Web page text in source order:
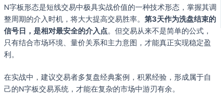
N字板形态是短线交易中极具实战价值的一种技术形态，掌握其调
整周期的介入时机，将大大提高交易胜率。 第3天作为洗盘结束的
信号日，是相对最安全的介入点。但交易从来不是简单的公式，
只有结合市场环境、量价关系和主力意图，才能真正实现稳定盈
利。
在实战中，建议交易者多复盘经典案例，积累经验，形成属于自
己的N字板交易系统，才能在复杂的市场中游刃有余。